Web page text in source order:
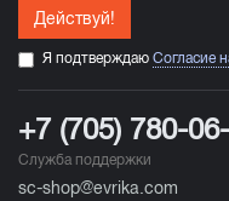
Действуй!
Я подтверждаю Согласие
+7 (705) 780-
Служба поддержки
sc-shop@evrika.com